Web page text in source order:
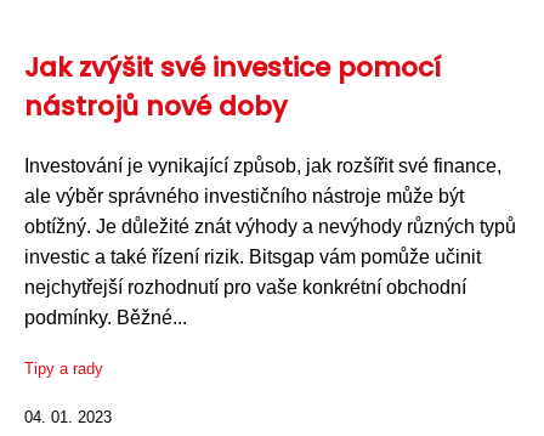
Jak zvýšit své investice pomocí
nástrojů nové doby
Investování je vynikající způsob, jak rozšířit své finance,
ale výběr správného investičního nástroje může být
obtížný. Je důležité znát výhody a nevýhody různých typů
investic a také řízení rizik. Bitsgap vám pomůže učinit
nejchytřejší rozhodnutí pro vaše konkrétní obchodní
podmínky. Běžné...
Tipy a rady
04. 01. 2023